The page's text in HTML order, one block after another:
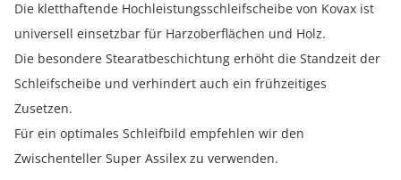
Die kletthaftende Hochleistungsschleifscheibe von Kovax ist
universell einsetzbar für Harzoberflächen und Holz.
Die besondere Stearatbeschichtung erhöht die Standzeit der
Schleifscheibe und verhindert auch ein frühzeitiges
Zusetzen.
Für ein optimales Schleifbild empfehlen wir den
Zwischenteller Super Assilex zu verwenden.